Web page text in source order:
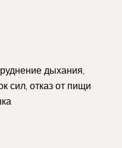
дыхания,
сил, отказ от пищи